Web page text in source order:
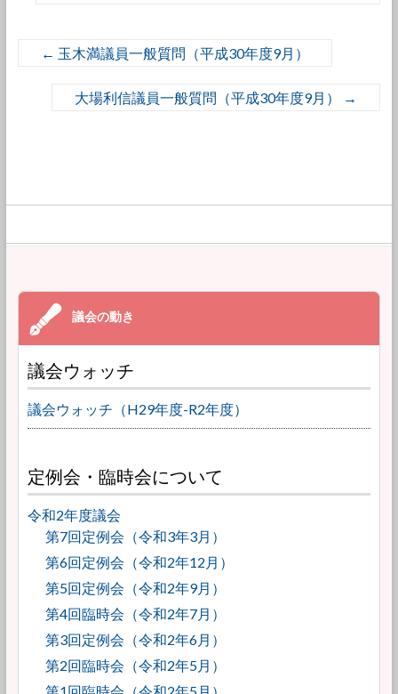
← 玉木満議員一般質問（平成30年度9月）
大場利信議員一般質問（平成30年度9月） →
議会ウォッチ
議会ウォッチ（H29年度-R2年度）
定例会・臨時会について
令和2年度議会
第7回定例会（令和3年3月）
第6回定例会（令和2年12月）
第5回定例会（令和2年9月）
第4回臨時会（令和2年7月）
第3回定例会（令和2年6月）
第2回臨時会（令和2年5月）